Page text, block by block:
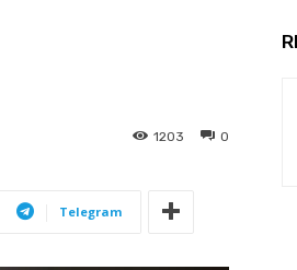
0
1203
Telegram